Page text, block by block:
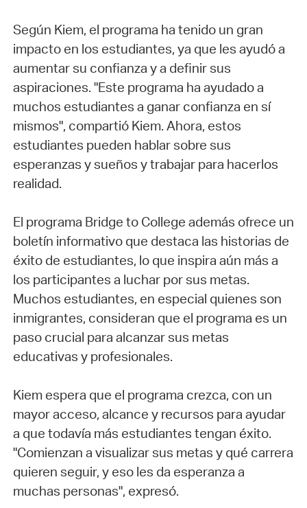
Según Kiem, el programa ha tenido un gran
impacto en los estudiantes, ya que les ayudó a
aumentar su confianza y a definir sus
aspiraciones. "Este programa ha ayudado a
muchos estudiantes a ganar confianza en sí
mismos", compartió Kiem. Ahora, estos
estudiantes pueden hablar sobre sus
esperanzas y sueños y trabajar para hacerlos
realidad.
El programa Bridge to College además ofrece un
boletín informativo que destaca las historias de
éxito de estudiantes, lo que inspira aún más a
los participantes a luchar por sus metas.
Muchos estudiantes, en especial quienes son
inmigrantes, consideran que el programa es un
paso crucial para alcanzar sus metas
educativas y profesionales.
Kiem espera que el programa crezca, con un
mayor acceso, alcance y recursos para ayudar
a que todavía más estudiantes tengan éxito.
"Comienzan a visualizar sus metas y qué carrera
quieren seguir, y eso les da esperanza a
muchas personas", expresó.